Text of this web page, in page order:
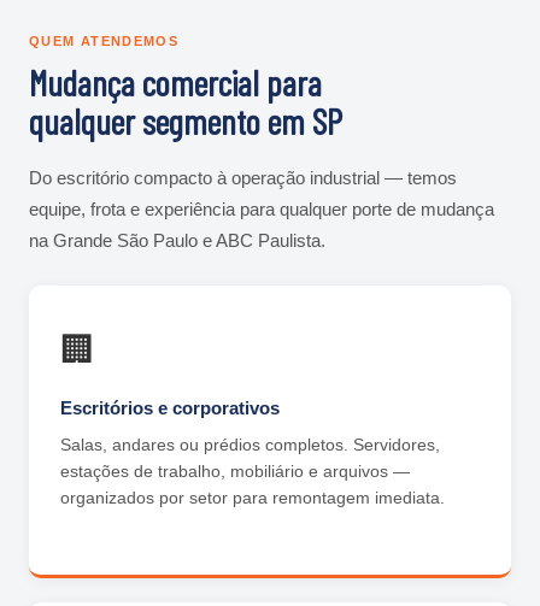
QUEM ATENDEMOS
Mudança comercial para
qualquer segmento em SP
Do escritório compacto à operação industrial — temos
equipe, frota e experiência para qualquer porte de mudança
na Grande São Paulo e ABC Paulista.
🏢
Escritórios e corporativos
Salas, andares ou prédios completos. Servidores,
estações de trabalho, mobiliário e arquivos —
organizados por setor para remontagem imediata.